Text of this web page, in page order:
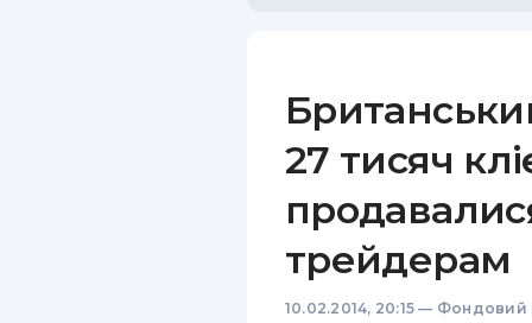
27 тисяч
трейдерам
10.02.2014, 20:15 — Фондовий